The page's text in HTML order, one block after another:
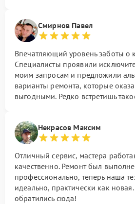
Смирнов Павел
Впечатляющий уровень заботы о
Специалисты проявили
моим запросам и предложили
варианты ремонта, которые
выгодными. Редко встретишь
Некрасов Максим
Отличный сервис, мастера
качественно. Ремонт был
профессионально, теперь наша
идеально, практически как
обратились сюда!